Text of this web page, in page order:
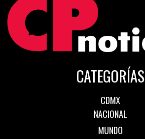
CATEGORÍAS
CDMX
NACIONAL
MUNDO